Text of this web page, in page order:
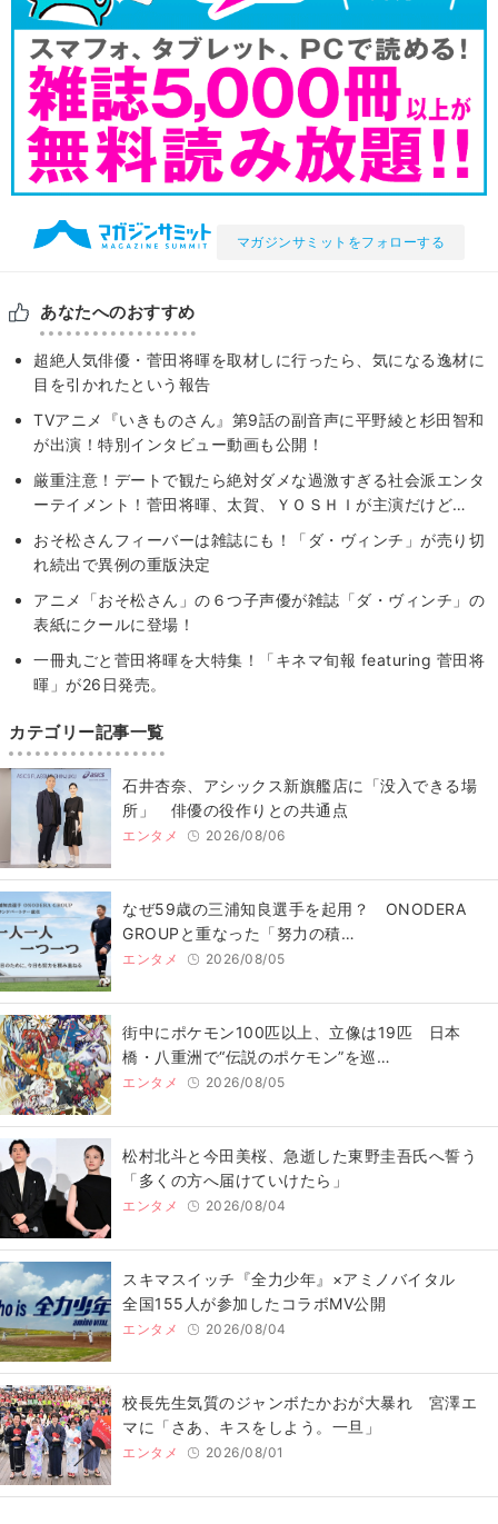
マガジンサミットをフォローする
あなたへのおすすめ
超絶人気俳優・菅田将暉を取材しに行ったら、気になる逸材に
目を引かれたという報告
TVアニメ『いきものさん』第9話の副音声に平野綾と杉田智和
が出演！特別インタビュー動画も公開！
厳重注意！デートで観たら絶対ダメな過激すぎる社会派エンタ
ーテイメント！菅田将暉、太賀、ＹＯＳＨＩが主演だけど…
おそ松さんフィーバーは雑誌にも！「ダ・ヴィンチ」が売り切
れ続出で異例の重版決定
アニメ「おそ松さん」の６つ子声優が雑誌「ダ・ヴィンチ」の
表紙にクールに登場！
一冊丸ごと菅田将暉を大特集！「キネマ旬報 featuring 菅田将
暉」が26日発売。
カテゴリー記事一覧
石井杏奈、アシックス新旗艦店に「没入できる場
所」 俳優の役作りとの共通点
エンタメ 2026/08/06
なぜ59歳の三浦知良選手を起用？ ONODERA
GROUPと重なった「努力の積…
エンタメ 2026/08/05
街中にポケモン100匹以上、立像は19匹 日本
橋・八重洲で“伝説のポケモン”を巡…
エンタメ 2026/08/05
松村北斗と今田美桜、急逝した東野圭吾氏へ誓う
「多くの方へ届けていけたら」
エンタメ 2026/08/04
スキマスイッチ『全力少年』×アミノバイタル
全国155人が参加したコラボMV公開
エンタメ 2026/08/04
校長先生気質のジャンボたかおが大暴れ 宮澤エ
マに「さあ、キスをしよう。一旦」
エンタメ 2026/08/01